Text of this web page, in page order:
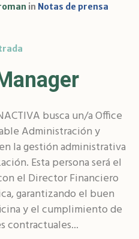
in Notas de prensa
busca un/a Office
Administración y
la gestión administrativa
Esta persona será el
el Director Financiero
garantizando el buen
y el cumplimiento de
contractuales...